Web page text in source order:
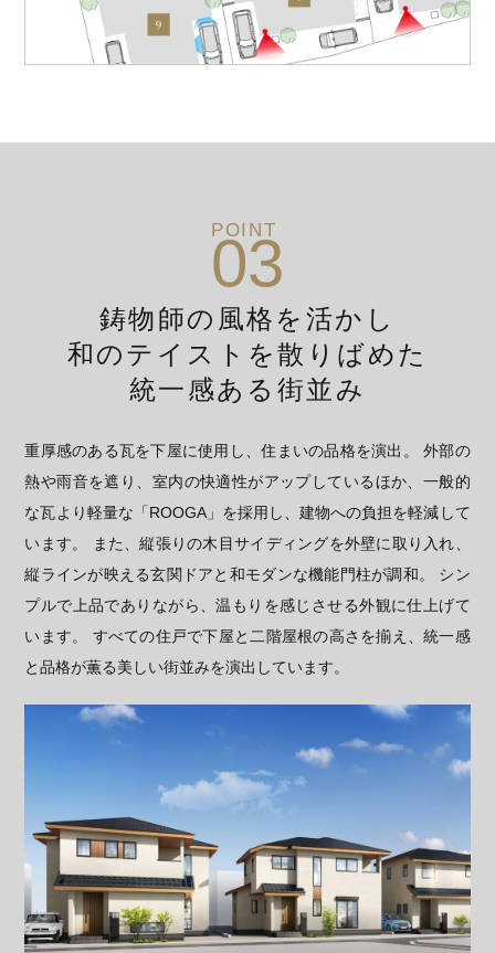
POINT
03
鋳物師の風格を活かし
和のテイストを散りばめた
統一感ある街並み
重厚感のある瓦を下屋に使用し、住まいの品格を演出。 外部の
熱や雨音を遮り、室内の快適性がアップしているほか、一般的
な瓦より軽量な「ROOGA」を採用し、建物への負担を軽減して
います。 また、縦張りの木目サイディングを外壁に取り入れ、
縦ラインが映える玄関ドアと和モダンな機能門柱が調和。 シン
プルで上品でありながら、温もりを感じさせる外観に仕上げて
います。 すべての住戸で下屋と二階屋根の高さを揃え、統一感
と品格が薫る美しい街並みを演出しています。